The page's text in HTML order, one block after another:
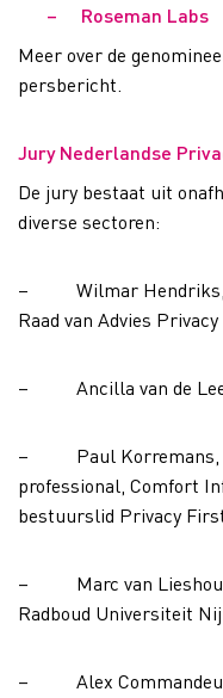
–
Roseman Labs
Meer over de
persbericht.
Jury Nederlandse
De jury bestaat uit
diverse sectoren:
– Wilmar Hendriks,
Raad van Advies
– Ancilla van de
– Paul Korremans,
professional, Comfort
bestuurslid Privacy
– Marc van Lieshout,
Radboud Universiteit
– Alex Commandeur,